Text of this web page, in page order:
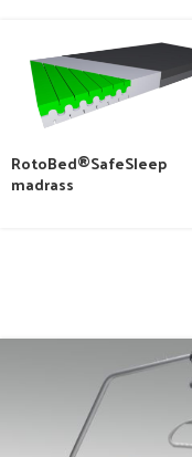
RotoBed®SafeSleep
madrass